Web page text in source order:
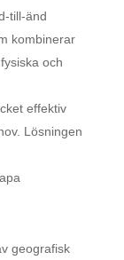
till-änd
kombinerar
och
effektiv
Lösningen
geografisk